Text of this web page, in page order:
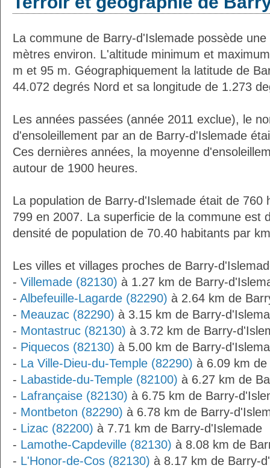
La commune de Barry-d'Islemade possède
mètres environ. L'altitude minimum et
m et 95 m. Géographiquement la latitude de
44.072 degrés Nord et sa longitude de 1.273
Les années passées (année 2011 exclue), le
d'ensoleillement par an de Barry-d'Islemade
Ces dernières années, la moyenne
autour de 1900 heures.
La population de Barry-d'Islemade était de 760
799 en 2007. La superficie de la commune est
densité de population de 70.40 habitants par
Les villes et villages proches de Barry-
- Villemade (82130) à 1.27 km de Barry-
- Albefeuille-Lagarde (82290) à 2.64 km de
- Meauzac (82290) à 3.15 km de Barry-
- Montastruc (82130) à 3.72 km de Barry-
- Piquecos (82130) à 5.00 km de Barry-
- La Ville-Dieu-du-Temple (82290) à 6.09 km
- Labastide-du-Temple (82100) à 6.27 km de
- Lafrançaise (82130) à 6.75 km de Barry-
- Montbeton (82290) à 6.78 km de Barry-
- Lizac (82200) à 7.71 km de Barry-d'Islemade
- Lamothe-Capdeville (82130) à 8.08 km de
- L'Honor-de-Cos (82130) à 8.17 km de Barry-